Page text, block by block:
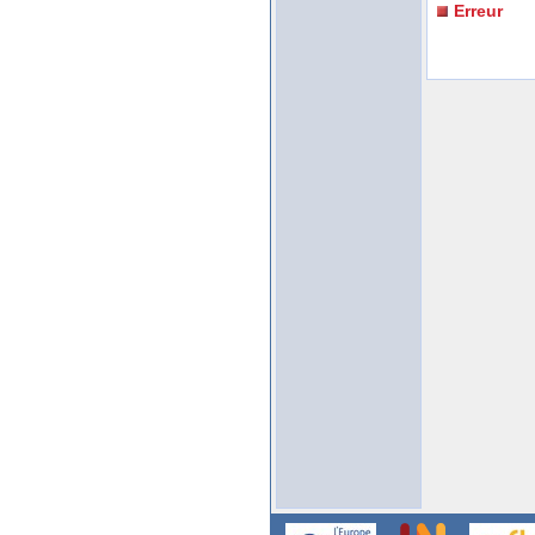
Erreur